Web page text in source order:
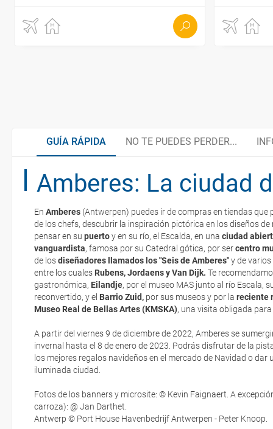
GUÍA RÁPIDA NO TE PUEDES PERDER...
Amberes: La ciudad
En Amberes (Antwerpen) puedes ir de compras en tiendas que
de los chefs, descubrir la inspiración pictórica en los diseños de
pensar en su puertoy en su río, el Escalda, en una ciudad
vanguardista, famosa por su Catedral gótica, por sercentro
de losdiseñadores llamados los "Seis de Amberes"y de varios
entre los cuales Rubens, Jordaens y Van Dijk. Te
gastronómica, Eilandje, por el museo MAS junto al río Escala,
reconvertido, y el Barrio Zuid, por sus museos y por la reciente
Museo Real de Bellas Artes (KMSKA), una visita obligada
A partir del viernes 9 de diciembre de 2022, Amberes se
invernal hasta el 8 de enero de 2023. Podrás disfrutar de la
los mejores regalos navideños en el mercado de Navidad o dar
iluminada ciudad.
Fotos de los banners y microsite: © Kevin Faignaert. A
carroza): @ Jan Darthet.
Antwerp © Port House Havenbedrijf Antwerpen - Peter Knoop.
Maestros Flamencos
Gastronomía y productos típicos
Tradición cervecera
Cicloturismo
Organiza tu viaje
Documentación y descuentos
Embajadas y Consulados
¿Cómo llegar?
¿Dónde alojarse?
Moverse por Flandes
La documentación de tu reserva te será enviada por mail en el
esté realizado completamente.
Respecto a las tarjetas de embarque, casi todas las compañías
electrónicos por lo que podrás obtenerlas directamente en los
realizando el check-in por su web.
Eso sí, deberás estar atento si viajas con una compañía low cost,
no te carguen un suplemento extra en el mismo aeropuerto.
En caso de tener que enviarte la documentación de un paquete
te enviaremos la documentación de tu reserva alrededor de 10
Esta documentación te será requerida en el mostrador de la
check-in el día de la salida.